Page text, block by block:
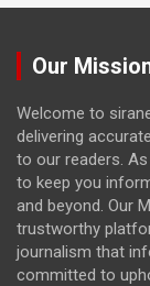
Our
Welcome to
delivering
to our readers.
to keep you
and beyond. Our
trustworthy
journalism that
committed to